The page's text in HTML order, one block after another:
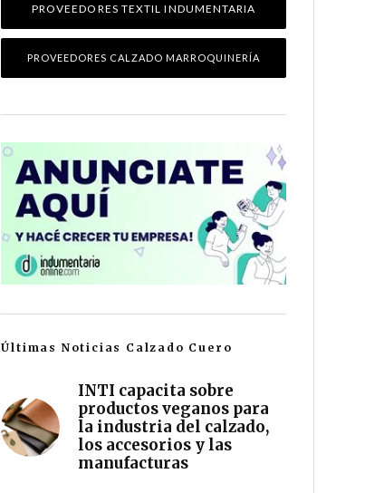
PROVEEDORES TEXTIL INDUMENTARIA
PROVEEDORES CALZADO MARROQUINERÍA
Últimas Noticias Calzado Cuero
INTI capacita sobre
productos veganos para
la industria del calzado,
los accesorios y las
manufacturas